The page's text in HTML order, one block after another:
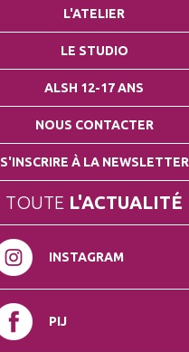
L'ATELIER
LE STUDIO
ALSH 12-17 ANS
NOUS CONTACTER
S'INSCRIRE À LA NEWSLETTER
TOUTE L'ACTUALITÉ
INSTAGRAM
PIJ